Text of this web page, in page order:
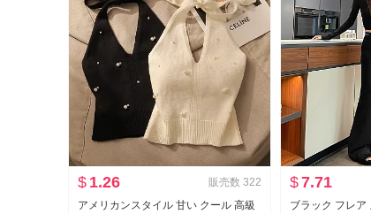
$ 1.26 販売数 322
アメリカンスタイル 甘い クール 高級
$7.71
ブラック フレア